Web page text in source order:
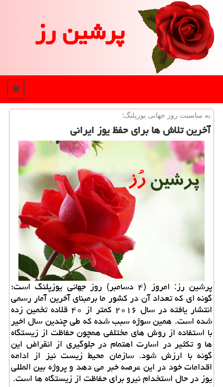
پرشین رز
منو
به مناسبت روز جهانی یوزپلنگ؛
آخرین تلاش ها برای حفظ یوز ایرانی
پرشین رز: امروز (۴ دسامبر) روز جهانی یوزپلنگ است؛
گونه ای كه تعداد آن در كشور ما برمبنای آخرین آمار رسمی
انتشار یافته در سال ۲۰۱۶ كمتر از ۴۰ قلاده تخمین زده
شده است. همین سوژه سبب شده كه طی چندین سال اخیر
با استفاده از روش های مختلفی همچون حفاظت از زیستگاه
ها و تكثیر در اسارت اهتمام در جلوگیری از انقراض این
گونه با ارزش شود. سازمان محیط زیست نیز از ادامه
اقدامات خود در این عرصه خبر می دهد و پروژه بین المللی
یوز در حال استخدام نیرو برای حفاظت از زیستگاه ها است.